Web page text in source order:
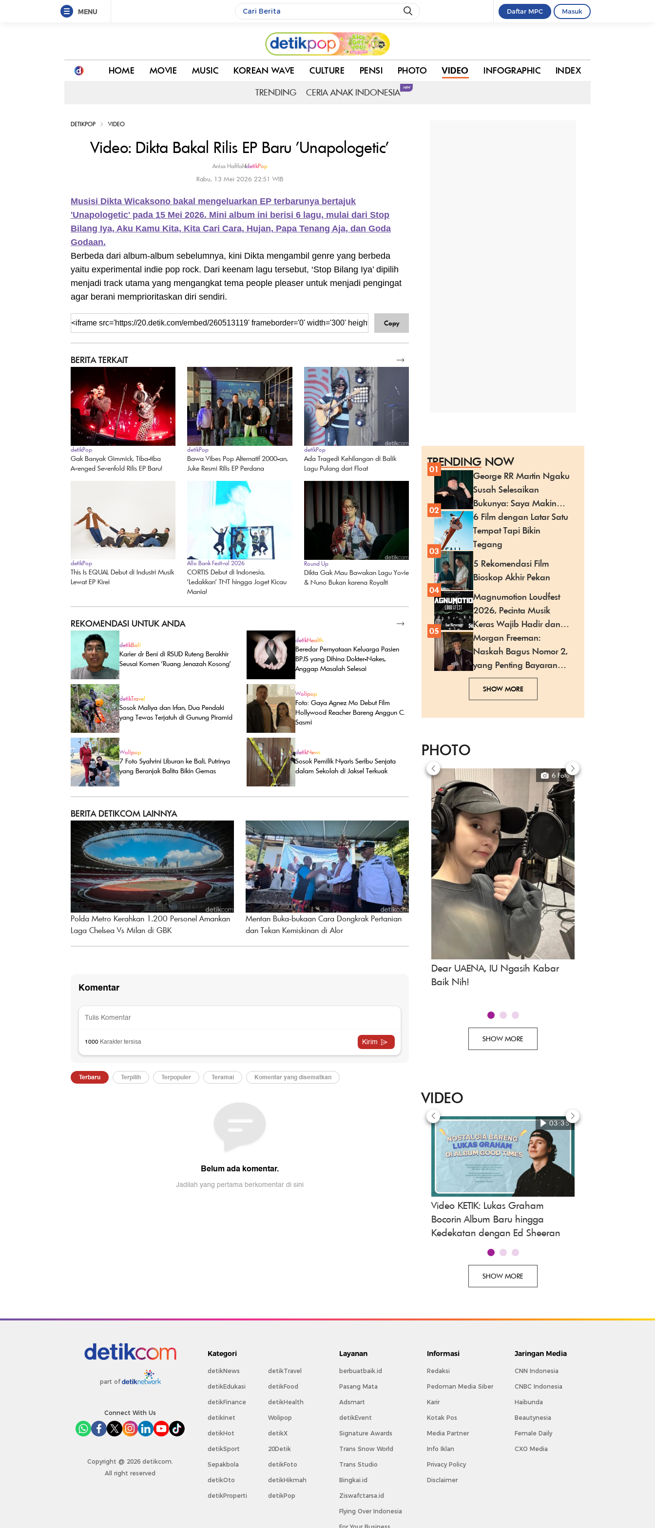
MENU Daftar MPC Masuk
HOME MOVIE MUSIC KOREAN WAVE CULTURE PENSI PHOTO VIDEO INFOGRAPHIC
INDEX
TRENDING
CERIA ANAK INDONESIA NEW
Video: Dikta Bakal Rilis EP Baru 'Unapologetic' BAGIKAN
DETIKPOP VIDEO
Video: Dikta Bakal Rilis EP Baru 'Unapologetic'
Anisa Hafifah|detikPop
Rabu, 13 Mei 2026 22:51 WIB
Musisi Dikta Wicaksono bakal mengeluarkan EP terbarunya bertajuk
'Unapologetic' pada 15 Mei 2026. Mini album ini berisi 6 lagu, mulai dari Stop
Bilang Iya, Aku Kamu Kita, Kita Cari Cara, Hujan, Papa Tenang Aja, dan Goda
Godaan.
Berbeda dari album-album sebelumnya, kini Dikta mengambil genre yang berbeda
yaitu experimental indie pop rock. Dari keenam lagu tersebut, ‘Stop Bilang Iya’ dipilih
menjadi track utama yang mengangkat tema people pleaser untuk menjadi pengingat
agar berani memprioritaskan diri sendiri.
Copy
BERITA TERKAIT
detikPop
Gak Banyak Gimmick, Tiba-tiba
Avenged Sevenfold Rilis EP Baru!
detikPop
Bawa Vibes Pop Alternatif 2000-an,
Juke Resmi Rilis EP Perdana
detikPop
Ada Tragedi Kehilangan di Balik
Lagu Pulang dari Float
detikPop
This Is EQUAL Debut di Industri Musik
Lewat EP Kirei
Allo Bank Festival 2026
CORTIS Debut di Indonesia,
'Ledakkan' TNT hingga Joget Kicau
Mania!
Round Up
Dikta Gak Mau Bawakan Lagu Yovie
& Nuno Bukan karena Royalti
REKOMENDASI UNTUK ANDA
detikBali
Karier dr Beni di RSUD Ruteng Berakhir
Seusai Komen 'Ruang Jenazah Kosong'
detikHealth
Beredar Pernyataan Keluarga Pasien
BPJS yang Dihina Dokter-Nakes,
Anggap Masalah Selesai
detikTravel
Sosok Maliya dan Irfan, Dua Pendaki
yang Tewas Terjatuh di Gunung Piramid
Wolipop
Foto: Gaya Agnez Mo Debut Film
Hollywood Reacher Bareng Anggun C.
Sasmi
Wolipop
7 Foto Syahrini Liburan ke Bali, Putrinya
yang Beranjak Balita Bikin Gemas
detikNews
Sosok Pemilik Nyaris Seribu Senjata
dalam Sekolah di Jaksel Terkuak
BERITA DETIKCOM LAINNYA
Polda Metro Kerahkan 1.200 Personel Amankan
Laga Chelsea Vs Milan di GBK
Mentan Buka-bukaan Cara Dongkrak Pertanian
dan Tekan Kemiskinan di Alor
TRENDING NOW
01
George RR Martin Ngaku
Susah Selesaikan
Bukunya: Saya Makin
Menua!
02
6 Film dengan Latar Satu
Tempat Tapi Bikin
Tegang
03
5 Rekomendasi Film
Bioskop Akhir Pekan
04
Magnumotion Loudfest
2026, Pecinta Musik
Keras Wajib Hadir dan
Seru-seruan Bareng!
05
Morgan Freeman:
Naskah Bagus Nomor 2,
yang Penting Bayaran
Cocok
SHOW MORE
PHOTO
6 Foto
Dear UAENA, IU Ngasih Kabar
Baik Nih!
SHOW MORE
VIDEO
03:35
Video KETIK: Lukas Graham
Bocorin Album Baru hingga
Kedekatan dengan Ed Sheeran
SHOW MORE
part of
Connect With Us
Copyright @ 2026 detikcom.
All right reserved
Kategori
detikNews
detikEdukasi
detikFinance
detikInet
detikHot
detikSport
Sepakbola
detikOto
detikProperti
detikTravel
detikFood
detikHealth
Wolipop
detikX
20Detik
detikFoto
detikHikmah
detikPop
Layanan
berbuatbaik.id
Pasang Mata
Adsmart
detikEvent
Signature Awards
Trans Snow World
Trans Studio
Bingkai.id
Ziswafctarsa.id
Flying Over Indonesia
Informasi
Redaksi
Pedoman Media Siber
Karir
Kotak Pos
Media Partner
Info Iklan
Privacy Policy
Disclaimer
Jaringan Media
CNN Indonesia
CNBC Indonesia
Haibunda
Beautynesia
Female Daily
CXO Media